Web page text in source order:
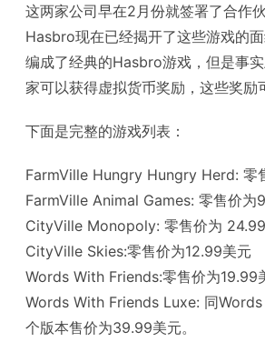
这两家公司早在2月份就签署了合作
Hasbro现在已经揭开了这些游戏的
编成了经典的Hasbro游戏，但是事
家可以获得虚拟货币奖励，这些奖励
下面是完整的游戏列表：
FarmVille Hungry Hungry Herd: 零
FarmVille Animal Games: 零售价为
CityVille Monopoly: 零售价为 24.99
CityVille Skies:零售价为12.99美元
Words With Friends:零售价为19.99
Words With Friends Luxe: 同
个版本售价为39.99美元。